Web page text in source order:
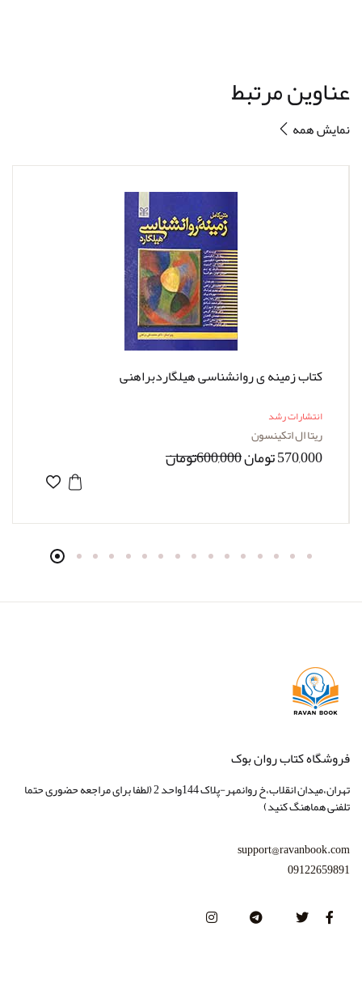
عناوین مرتبط
نمایش همه
کتاب زمینه ی روانشناسی هیلگاردبراهنی
انتشارات رشد
ریتا ال اتکینسون
570,000 تومان 600,000تومان
فروشگاه کتاب روان بوک
تهران،میدان انقلاب،خ روانمهر-پلاک 144واحد 2 (لطفا برای مراجعه حضوری حتما
تلفنی هماهنگ کنید)
support@ravanbook.com
09122659891